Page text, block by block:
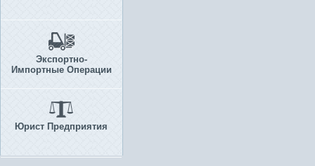
Экспортно-
Импортные Операции
Юрист Предприятия